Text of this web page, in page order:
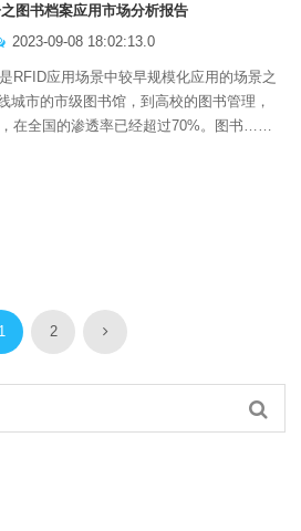
图书档案应用市场分析报告
2023-09-08 18:02:13.0
RFID应用场景中较早规模化应用的场景之
城市的市级图书馆，到高校的图书管理，
在全国的渗透率已经超过70%。图书……
1 2